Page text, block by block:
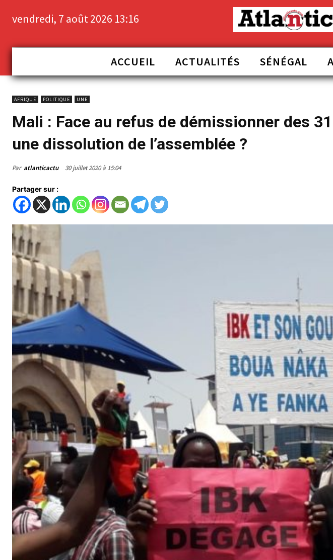
vendredi, 7 août 2026 13:16
ACCUEIL ACTUALITÉS SÉNÉGAL
AFRIQUE POLITIQUE UNE
Mali : Face au refus de démissionner des
une dissolution de l’assemblée ?
Par atlanticactu 30 juillet 2020 à 15:04
Partager sur :